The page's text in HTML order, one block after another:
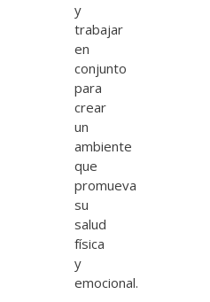
y
trabajar
en
conjunto
para
crear
un
ambiente
que
promueva
su
salud
física
y
emocional.